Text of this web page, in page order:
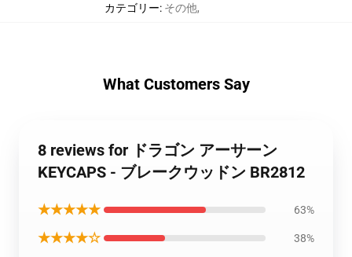
カテゴリー: その他,
What Customers Say
8 reviews for ドラゴン アーサーン
KEYCAPS - ブレークウッドン BR2812
★★★★★ 63%
★★★★☆ 38%